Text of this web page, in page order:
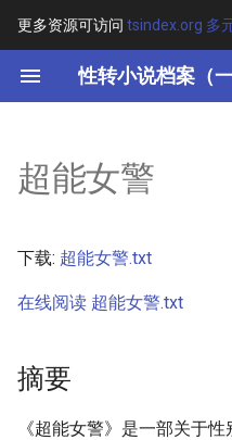
更多资源可访问 tsindex.org 多
性转小说档案（一
键
开
搜
索
其他信息 [Processed Page
超能女警
下载: 超能女警.txt
在线阅读 超能女警.txt
摘要
《超能女警》是一部关于